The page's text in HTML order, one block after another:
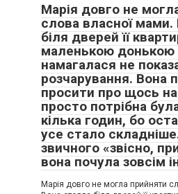
Марія довго не
слова власної мами.
біля дверей її
маленькою донькою
намагалася не
розчарування. Вона
просити про щось
просто потрібна
кілька годин, бо
усе стало
звичного «звісно,
вона почула зовсім
Марія довго не могла прийняти